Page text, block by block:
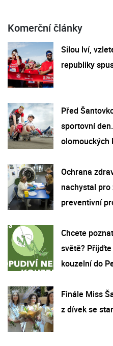
Komerční články
Silou lví,
republiky
Před
sportovní
olomouckých
Ochrana
nachystal
preventivní
Chcete
světě?
kouzelní do
Finále Miss
z dívek se